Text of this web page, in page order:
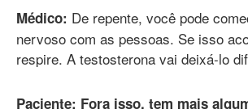
Médico: De repente, você pode
nervoso com as pessoas. Se isso
respire. A testosterona vai deixá-lo
Paciente: Fora isso, tem mais